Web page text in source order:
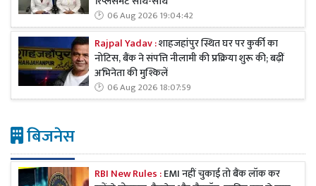
06 Aug 2026 19:04:42
Rajpal Yadav :शाहजहांपुर स्थित घर पर कुर्की का
नोटिस, बैंक ने संपत्ति नीलामी की प्रक्रिया शुरू की; बढ़ीं
अभिनेता की मुश्किलें
06 Aug 2026 18:07:59
बिजनेस
RBI New Rules :EMI नहीं चुकाई तो बैंक लॉक कर